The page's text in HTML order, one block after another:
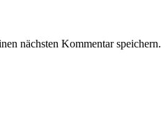
nächsten Kommentar speichern.